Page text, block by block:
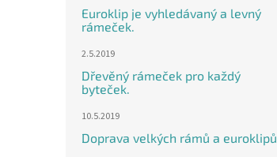
Euroklip je vyhledávaný a levný
rámeček.
2.5.2019
Dřevěný rámeček pro každý
byteček.
10.5.2019
Doprava velkých rámů a euroklipů